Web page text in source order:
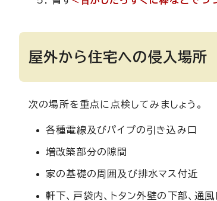
屋外から住宅への侵入場所
次の場所を重点に点検してみましょう。
各種電線及びパイプの引き込み口
増改築部分の隙間
家の基礎の周囲及び排水マス付近
軒下、戸袋内、トタン外壁の下部、通風